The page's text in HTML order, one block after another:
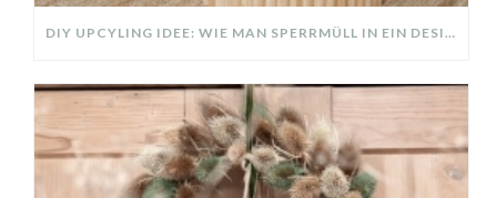
DIY UPCYLING IDEE: WIE MAN SPERRMÜLL IN EIN DESIGNER TEIL VERWANDELT